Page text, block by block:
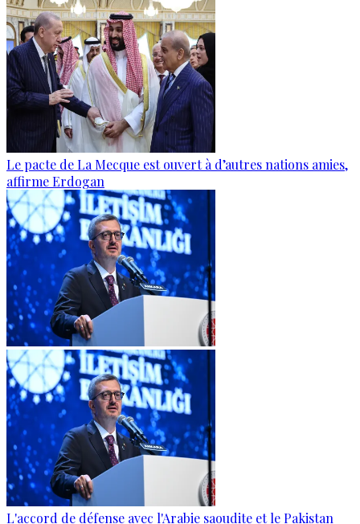
Le pacte de La Mecque est ouvert à d’autres nations amies,
affirme Erdogan
L'accord de défense avec l'Arabie saoudite et le Pakistan